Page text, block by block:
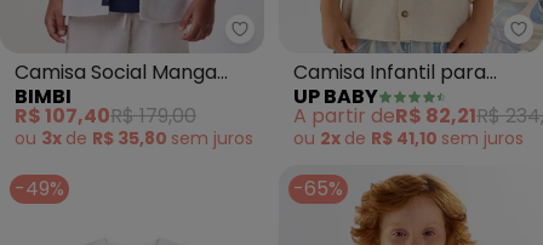
Bimbi - Camisa Social Manga
Camisa Social Manga
Curta Off (Branco)
BIMBI
R$ 107,40R$ 179,00
ou 3x de R$ 35,80 sem juros
Camisa Infantil para
Menino (Bege)
UP BABY
A partir deR$ 82,21R$
ou 2x de R$ 41,10 sem juros
-49% -65%